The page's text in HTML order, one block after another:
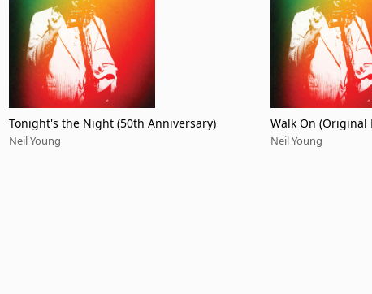
Tonight's the Night (50th Anniversary)
Neil Young
Walk On (Original
Neil Young